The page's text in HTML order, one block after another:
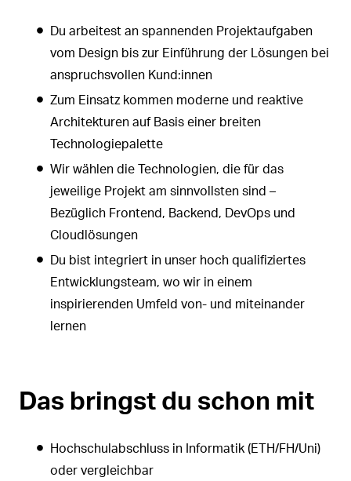
Du arbeitest an spannenden Projektaufgaben
vom Design bis zur Einführung der Lösungen bei
anspruchsvollen Kund:innen
Zum Einsatz kommen moderne und reaktive
Architekturen auf Basis einer breiten
Technologiepalette
Wir wählen die Technologien, die für das
jeweilige Projekt am sinnvollsten sind –
Bezüglich Frontend, Backend, DevOps und
Cloudlösungen
Du bist integriert in unser hoch qualifiziertes
Entwicklungsteam, wo wir in einem
inspirierenden Umfeld von- und miteinander
lernen
Das bringst du schon mit
Hochschulabschluss in Informatik (ETH/FH/Uni)
oder vergleichbar